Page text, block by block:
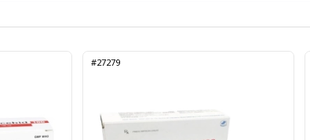
#27279